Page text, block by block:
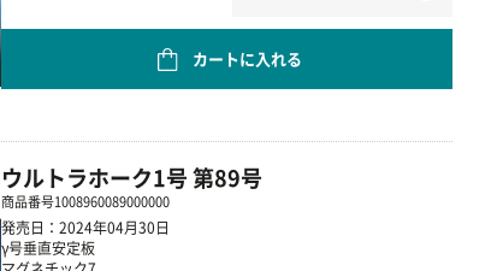
カートに入れる
ウルトラホーク1号 第89号
商品番号1008960089000000
発売日：2024年04月30日
γ号垂直安定板